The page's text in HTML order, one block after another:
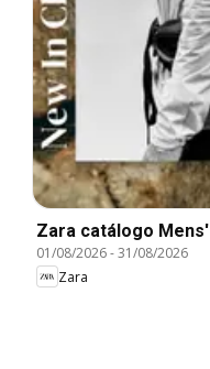
Zara catálogo Mens'
01/08/2026-31/08/2026
Zara